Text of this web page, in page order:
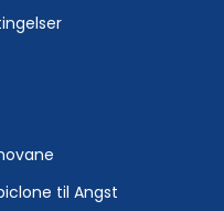
til Angst